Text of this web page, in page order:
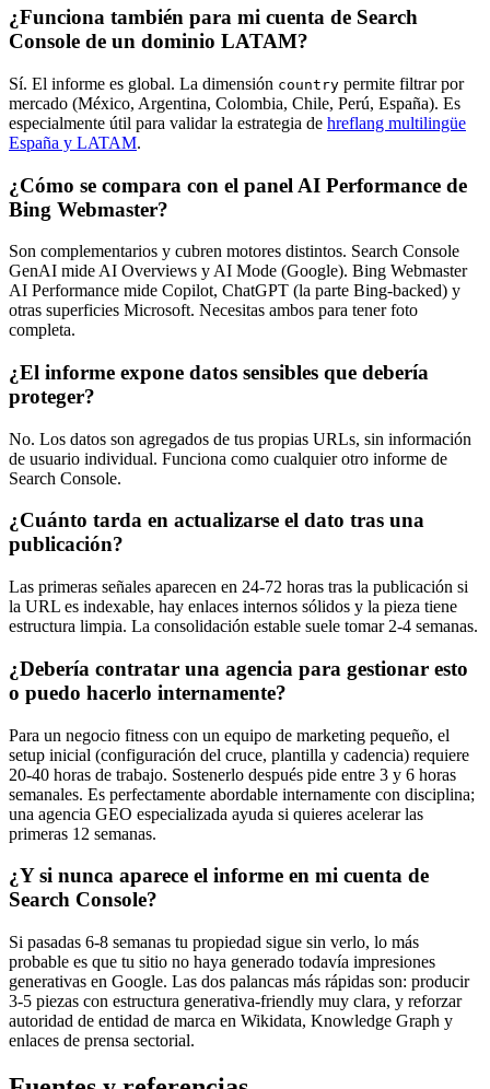
¿Funciona también para mi cuenta de Search
Console de un dominio LATAM?
Sí. El informe es global. La dimensión country permite filtrar por
mercado (México, Argentina, Colombia, Chile, Perú, España). Es
especialmente útil para validar la estrategia de hreflang multilingüe
España y LATAM.
¿Cómo se compara con el panel AI Performance de
Bing Webmaster?
Son complementarios y cubren motores distintos. Search Console
GenAI mide AI Overviews y AI Mode (Google). Bing Webmaster
AI Performance mide Copilot, ChatGPT (la parte Bing-backed) y
otras superficies Microsoft. Necesitas ambos para tener foto
completa.
¿El informe expone datos sensibles que debería
proteger?
No. Los datos son agregados de tus propias URLs, sin información
de usuario individual. Funciona como cualquier otro informe de
Search Console.
¿Cuánto tarda en actualizarse el dato tras una
publicación?
Las primeras señales aparecen en 24-72 horas tras la publicación si
la URL es indexable, hay enlaces internos sólidos y la pieza tiene
estructura limpia. La consolidación estable suele tomar 2-4 semanas.
¿Debería contratar una agencia para gestionar esto
o puedo hacerlo internamente?
Para un negocio fitness con un equipo de marketing pequeño, el
setup inicial (configuración del cruce, plantilla y cadencia) requiere
20-40 horas de trabajo. Sostenerlo después pide entre 3 y 6 horas
semanales. Es perfectamente abordable internamente con disciplina;
una agencia GEO especializada ayuda si quieres acelerar las
primeras 12 semanas.
¿Y si nunca aparece el informe en mi cuenta de
Search Console?
Si pasadas 6-8 semanas tu propiedad sigue sin verlo, lo más
probable es que tu sitio no haya generado todavía impresiones
generativas en Google. Las dos palancas más rápidas son: producir
3-5 piezas con estructura generativa-friendly muy clara, y reforzar
autoridad de entidad de marca en Wikidata, Knowledge Graph y
enlaces de prensa sectorial.